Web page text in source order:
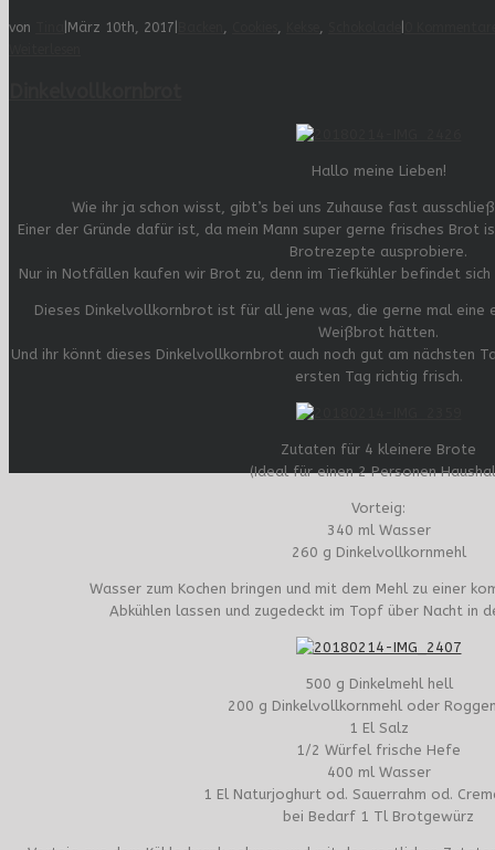
von März 10th, 2017 , , ,
Hallo meine Lieben!
Wie ihr ja schon wisst, gibt’s bei uns Zuhause fast
Einer der Gründe dafür ist, da mein Mann super gerne frisches Brot
Brotrezepte ausprobiere.
Nur in Notfällen kaufen wir Brot zu, denn im Tiefkühler befindet
Dieses Dinkelvollkornbrot ist für all jene was, die gerne mal eine
Weißbrot hätten.
Und ihr könnt dieses Dinkelvollkornbrot auch noch gut am nächsten
ersten Tag richtig frisch.
Zutaten für 4 kleinere Brote
(Ideal für einen 2 Personen
Vorteig:
340 ml Wasser
260 g Dinkelvollkornmehl
Wasser zum Kochen bringen und mit dem Mehl zu einer
Abkühlen lassen und zugedeckt im Topf über Nacht in
500 g Dinkelmehl hell
200 g Dinkelvollkornmehl oder
1 El Salz
1/2 Würfel frische Hefe
400 ml Wasser
1 El Naturjoghurt od. Sauerrahm od.
bei Bedarf 1 Tl Brotgewürz